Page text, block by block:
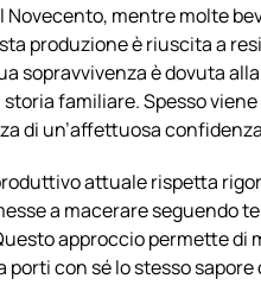
Novecento, mentre molte
produzione è riuscita a
sopravvivenza è dovuta
familiare. Spesso
di un’affettuosa
attuale rispetta
a macerare seguendo
approccio permette
porti con sé lo stesso